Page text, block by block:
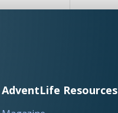
AdventLife Resources